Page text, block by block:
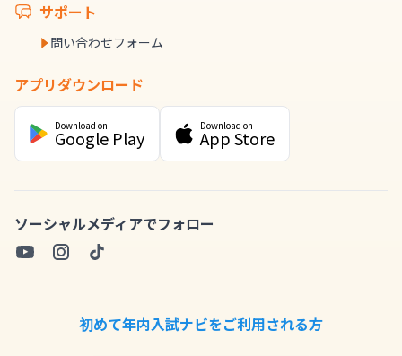
サポート
問い合わせフォーム
アプリダウンロード
Download on
Google Play
Download on
App Store
ソーシャルメディアでフォロー
初めて年内入試ナビをご利用される方